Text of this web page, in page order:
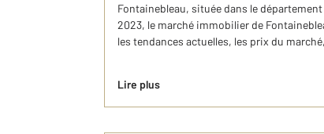
Fontainebleau, située dans le
2023, le marché immobilier de
les tendances actuelles, les prix du
Lire plus